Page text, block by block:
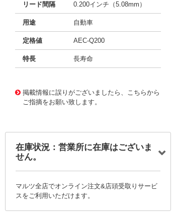
リード間隔 0.200インチ（5.08mm）
用途 自動車
定格値 AEC-Q200
特長 長寿命
掲載情報に誤りがございましたら、こちらから
ご指摘をお願い致します。
在庫状況：営業所に在庫はございま
せん。
マルツ全店でオンライン注文&店頭受取りサービ
スをご利用いただけます。